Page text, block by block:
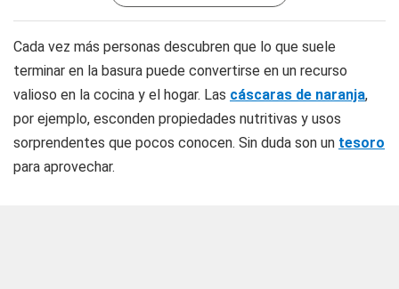
Cada vez más personas descubren que lo que suele
terminar en la basura puede convertirse en un recurso
valioso en la cocina y el hogar. Las cáscaras de naranja,
por ejemplo, esconden propiedades nutritivas y usos
sorprendentes que pocos conocen. Sin duda son un tesoro
para aprovechar.